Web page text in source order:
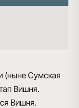
(ныне Сумская
Вишня.
Вишня.